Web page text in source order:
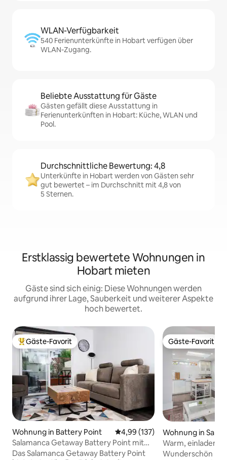
WLAN-Verfügbarkeit
540 Ferienunterkünfte in Hobart verfügen über
WLAN-Zugang.
Beliebte Ausstattung für Gäste
Gästen gefällt diese Ausstattung in
Ferienunterkünften in Hobart: Küche, WLAN und
Pool.
Durchschnittliche Bewertung: 4,8
Unterkünfte in Hobart werden von Gästen sehr
gut bewertet – im Durchschnitt mit 4,8 von
5 Sternen.
Erstklassig bewertete Wohnungen in
Hobart mieten
Gäste sind sich einig: Diese Wohnungen werden
aufgrund ihrer Lage, Sauberkeit und weiterer Aspekte
hoch bewertet.
Beliebter Gäste-Favorit.
Gäste-Favorit
Wohnung in Battery Point Durchschnittliche Bewertung:
4,99 (137)
Salamanca Getaway Battery Point mit
Parkplatz
Das Salamanca Getaway Battery Point
Gäste-Favorit
Gäste-Favorit
Wohnung in
Warm, einladend
Manor“
Wunderschön